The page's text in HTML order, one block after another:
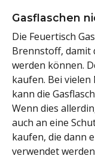
Gasflaschen
Die Feuertisch
Brennstoff, damit
werden können.
kaufen. Bei
kann die
Wenn dies
auch an eine
kaufen, die dann
verwendet